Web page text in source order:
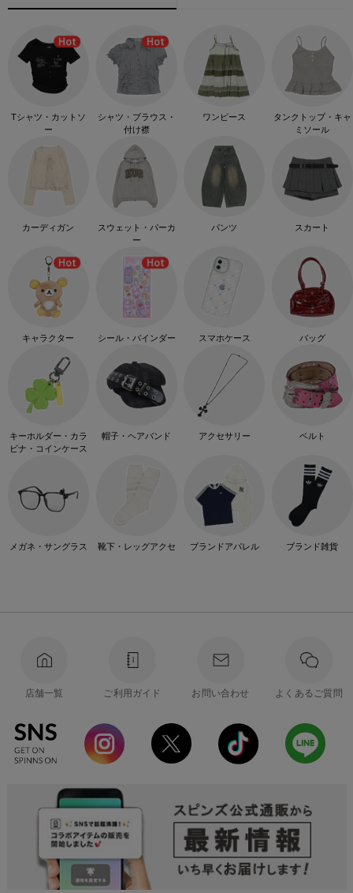
Tシャツ・カットソ
ー
シャツ・ブラウス・
付け襟
ワンピース
タンクトップ・キャ
ミソール
カーディガン
スウェット・パーカ
ー
パンツ スカート
キャラクター シール・バインダー スマホケース バッグ
キーホルダー・カラ
ビナ・コインケース
帽子・ヘアバンド アクセサリー ベルト
メガネ・サングラス 靴下・レッグアクセ ブランドアパレル ブランド雑貨
店舗一覧 ご利用ガイド お問い合わせ よくあるご質問